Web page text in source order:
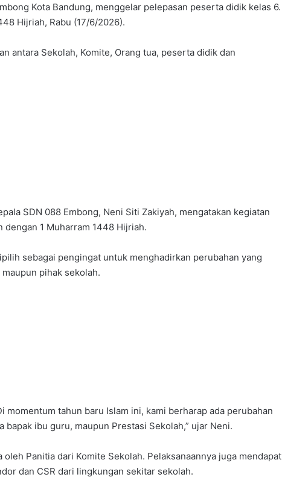
Kota Bandung, menggelar pelepasan peserta didik kelas 6.
Hijriah, Rabu (17/6/2026).
antara Sekolah, Komite, Orang tua, peserta didik dan
SDN 088 Embong, Neni Siti Zakiyah, mengatakan kegiatan
1 Muharram 1448 Hijriah.
sebagai pengingat untuk menghadirkan perubahan yang
pihak sekolah.
momentum tahun baru Islam ini, kami berharap ada perubahan
ibu guru, maupun Prestasi Sekolah,” ujar Neni.
Panitia dari Komite Sekolah. Pelaksanaannya juga mendapat
dan CSR dari lingkungan sekitar sekolah.